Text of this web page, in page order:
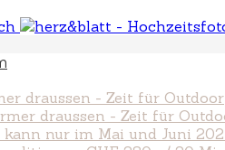
draussen - Zeit für Outdoor